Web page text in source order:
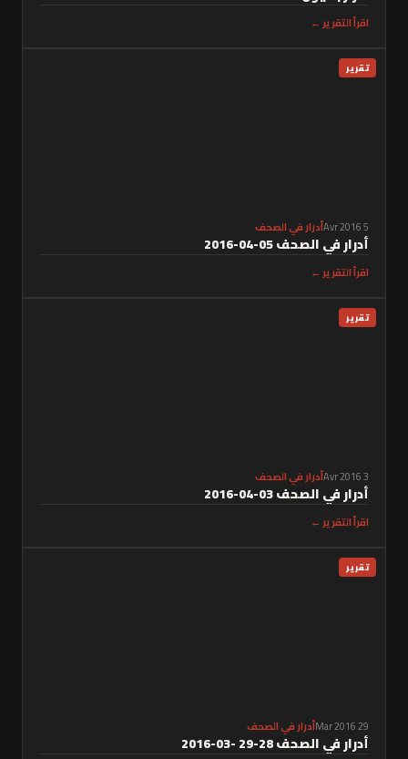
اقرأ التقرير ←
تقرير
5 Avr 2016 أدرار في الصحف
أدرار في الصحف 05-04-2016
اقرأ التقرير ←
تقرير
3 Avr 2016 أدرار في الصحف
أدرار في الصحف 03-04-2016
اقرأ التقرير ←
تقرير
29 Mar 2016 أدرار في الصحف
أدرار في الصحف 28-29 -03-2016